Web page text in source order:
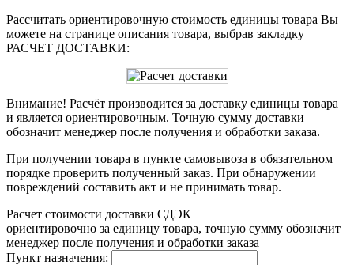
Рассчитать ориентировочную стоимость единицы товара Вы
можете на странице описания товара, выбрав закладку
РАСЧЕТ ДОСТАВКИ:
Внимание! Расчёт производится за доставку единицы товара
и является ориентировочным. Точную сумму доставки
обозначит менеджер после получения и обработки заказа.
При получении товара в пункте самовывоза в обязательном
порядке проверить полученный заказ. При обнаружении
повреждений составить акт и не принимать товар.
Расчет стоимости доставки СДЭК
ориентировочно за единицу товара, точную сумму обозначит
менеджер после получения и обработки заказа
Пункт назначения: